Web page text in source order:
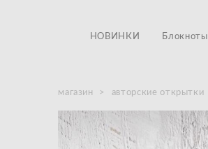
НОВИНКИ Блокноты
магазин > авторские открытки